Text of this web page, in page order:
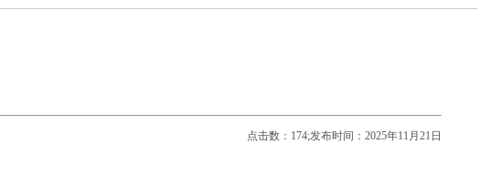
点击数： 174;发布时间：2025年11月21日